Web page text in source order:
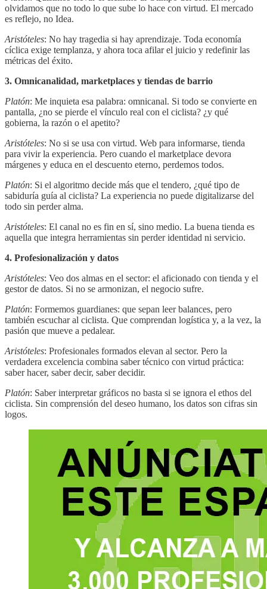
olvidamos que no todo lo que sube lo hace con virtud. El mercado
es reflejo, no Idea.
Aristóteles: No hay tragedia si hay aprendizaje. Toda economía
cíclica exige templanza, y ahora toca afilar el juicio y redefinir las
métricas del éxito.
3. Omnicanalidad, marketplaces y tiendas de barrio
Platón: Me inquieta esa palabra: omnicanal. Si todo se convierte en
pantalla, ¿no se pierde el vínculo real con el ciclista? ¿y qué
gobierna, la razón o el apetito?
Aristóteles: No si se usa con virtud. Web para informarse, tienda
para vivir la experiencia. Pero cuando el marketplace devora
márgenes y educa en el descuento eterno, perdemos todos.
Platón: Si el algoritmo decide más que el tendero, ¿qué tipo de
sabiduría guía al ciclista? La experiencia no puede digitalizarse del
todo sin perder alma.
Aristóteles: El canal no es fin en sí, sino medio. La buena tienda es
aquella que integra herramientas sin perder identidad ni servicio.
4. Profesionalización y datos
Aristóteles: Veo dos almas en el sector: el aficionado con tienda y el
gestor de datos. Si no se armonizan, el negocio sufre.
Platón: Formemos guardianes: que sepan leer balances, pero
también escuchar al ciclista. Que comprendan logística y, a la vez, la
pasión que mueve a pedalear.
Aristóteles: Profesionales formados elevan al sector. Pero la
verdadera excelencia combina saber técnico con virtud práctica:
saber hacer, saber decir, saber decidir.
Platón: Saber interpretar gráficos no basta si se ignora el ethos del
ciclista. Sin comprensión del deseo humano, los datos son cifras sin
logos.